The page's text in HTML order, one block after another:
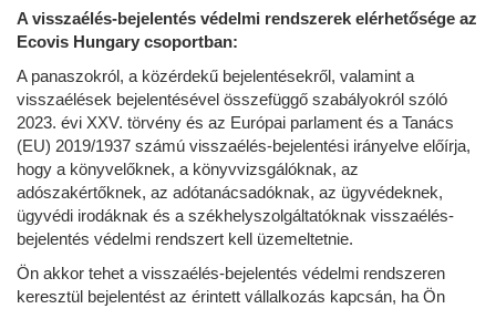
A visszaélés-bejelentés védelmi rendszerek elérhetősége az
Ecovis Hungary csoportban:
A panaszokról, a közérdekű bejelentésekről, valamint a
visszaélések bejelentésével összefüggő szabályokról szóló
2023. évi XXV. törvény és az Európai parlament és a Tanács
(EU) 2019/1937 számú visszaélés-bejelentési irányelve előírja,
hogy a könyvelőknek, a könyvvizsgálóknak, az
adószakértőknek, az adótanácsadóknak, az ügyvédeknek,
ügyvédi irodáknak és a székhelyszolgáltatóknak visszaélés-
bejelentés védelmi rendszert kell üzemeltetnie.
Ön akkor tehet a visszaélés-bejelentés védelmi rendszeren
keresztül bejelentést az érintett vállalkozás kapcsán, ha Ön